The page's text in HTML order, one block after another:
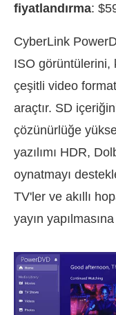
fiyatlandırma:
CyberLink
ISO görüntülerini,
çeşitli video
araçtır. SD
çözünürlüğe
yazılımı HDR,
oynatmayı
TV'ler ve akıllı
yayın